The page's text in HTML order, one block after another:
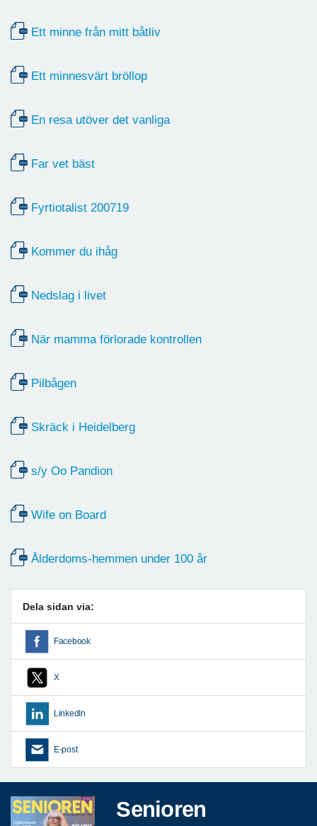
Ett minne från mitt båtliv
Ett minnesvärt bröllop
En resa utöver det vanliga
Far vet bäst
Fyrtiotalist 200719
Kommer du ihåg
Nedslag i livet
När mamma förlorade kontrollen
Pilbågen
Skräck i Heidelberg
s/y Oo Pandion
Wife on Board
Ålderdoms-hemmen under 100 år
Dela sidan via:
Facebook
X
LinkedIn
E-post
Senioren